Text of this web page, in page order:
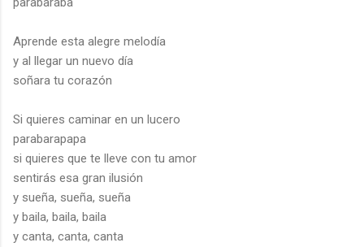
Aprende esta alegre melodía
y al llegar un nuevo día
soñara tu corazón
Si quieres caminar en un lucero
parabarapapa
si quieres que te lleve con tu amor
sentirás esa gran ilusión
y sueña, sueña, sueña
y baila, baila, baila
y canta, canta, canta